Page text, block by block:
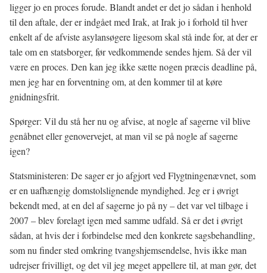
ligger jo en proces forude. Blandt andet er det jo sådan i henhold
til den aftale, der er indgået med Irak, at Irak jo i forhold til hver
enkelt af de afviste asylansøgere ligesom skal stå inde for, at der er
tale om en statsborger, før vedkommende sendes hjem. Så der vil
være en proces. Den kan jeg ikke sætte nogen præcis deadline på,
men jeg har en forventning om, at den kommer til at køre
gnidningsfrit.
Spørger: Vil du stå her nu og afvise, at nogle af sagerne vil blive
genåbnet eller genovervejet, at man vil se på nogle af sagerne
igen?
Statsministeren: De sager er jo afgjort ved Flygtningenævnet, som
er en uafhængig domstolslignende myndighed. Jeg er i øvrigt
bekendt med, at en del af sagerne jo på ny – det var vel tilbage i
2007 – blev forelagt igen med samme udfald. Så er det i øvrigt
sådan, at hvis der i forbindelse med den konkrete sagsbehandling,
som nu finder sted omkring tvangshjemsendelse, hvis ikke man
udrejser frivilligt, og det vil jeg meget appellere til, at man gør, det